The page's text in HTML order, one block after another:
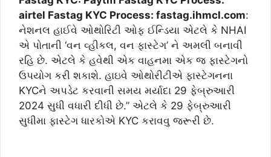
airtel Fastag KYC Process: fastag.ihmcl.com:
નેશનલ હાઈવે ઓથોરિટી ઓફ ઈન્ડિયા એટલે કે NHAI
એ પોતાની ‘વન વ્હીકલ, વન ફાસ્ટેગ’ ને અમલી બનાવી
રહિ છે. એટલે કે હવેથી એક વાહનમા એક જ ફાસ્ટેગનો
ઉપયોગ કરી શકાશે. હાઇવે ઓથોરીટીએ ફાસ્ટેગનના
KYCને અપડેટ કરવાની સમય મર્યાદા 29 ફેબ્રુઆરી
2024 સુધી વધારી દીધી છે.” એટલે કે 29 ફેબ્રુઆરી
સુધીમા ફાસ્ટેગ ધારકોએ KYC કરાવવુ જરૂરી છે.